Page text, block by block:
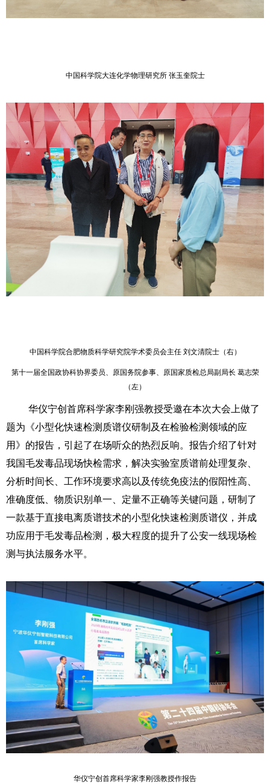
中国科学院大连化学物理研究所 张玉奎院士
中国科学院合肥物质科学研究院学术委员会主任 刘文清院士（右）
第十一届全国政协科协界委员、原国务院参事、原国家质检总局副局长 葛志荣
（左）
华仪宁创首席科学家李刚强教授受邀在本次大会上做了
题为《小型化快速检测质谱仪研制及在检验检测领域的应
用》的报告，引起了在场听众的热烈反响。报告介绍了针对
我国毛发毒品现场快检需求，解决实验室质谱前处理复杂、
分析时间长、工作环境要求高以及传统免疫法的假阳性高、
准确度低、物质识别单一、定量不正确等关键问题，研制了
一款基于直接电离质谱技术的小型化快速检测质谱仪，并成
功应用于毛发毒品检测，极大程度的提升了公安一线现场检
测与执法服务水平。
华仪宁创首席科学家李刚强教授作报告